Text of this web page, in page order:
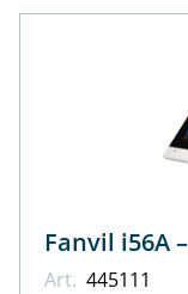
Art. 445111